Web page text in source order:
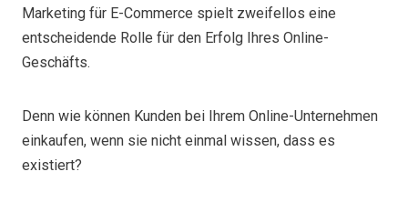
Marketing für E-Commerce spielt zweifellos eine
entscheidende Rolle für den Erfolg Ihres Online-
Geschäfts.
Denn wie können Kunden bei Ihrem Online-Unternehmen
einkaufen, wenn sie nicht einmal wissen, dass es
existiert?